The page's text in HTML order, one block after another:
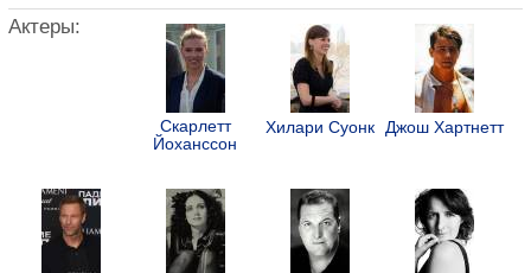
Актеры:
Скарлетт
Йоханссон
Хилари Суонк Джош Хартнетт